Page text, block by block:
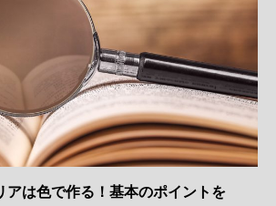
アは色で作る！基本のポイントを